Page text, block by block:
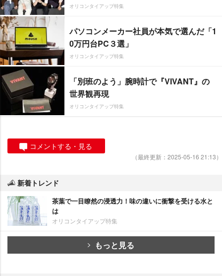
オリコンタイアップ特集
パソコンメーカー社員が本気で選んだ「1
0万円台PC３選」
オリコンタイアップ特集
「別班のよう」腕時計で『VIVANT』の
世界観再現
オリコンタイアップ特集
コメントする・見る
（最終更新：2025-05-16 21:13）
新着トレンド
茶葉で一目瞭然の浸透力！味の違いに衝撃を受ける水と
は
オリコンタイアップ特集
もっと見る